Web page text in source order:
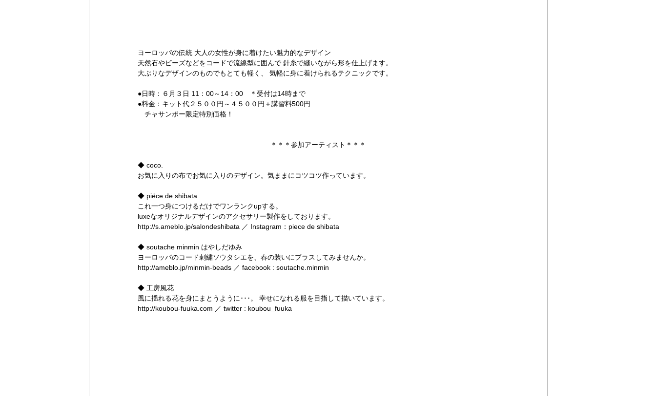
ヨーロッパの伝統 大人の女性が身に着けたい魅力的なデザイン
天然石やビーズなどをコードで流線型に囲んで 針糸で縫いながら形を仕上げます。
大ぶりなデザインのものでもとても軽く、 気軽に身に着けられるテクニックです。
●日時：６月３日 11：00～14：00　＊受付は14時まで
●料金：キット代２５００円～４５００円＋講習料500円
チャサンポー限定特別価格！
＊＊＊参加アーティスト＊＊＊
◆ coco.
お気に入りの布でお気に入りのデザイン。気ままにコツコツ作っています。
◆ piёce de shibata
これ一つ身につけるだけでワンランクupする。
luxeなオリジナルデザインのアクセサリー製作をしております。
http://s.ameblo.jp/salondeshibata ／ Instagram：piece de shibata
◆ soutache minmin はやしだゆみ
ヨーロッパのコード刺繡ソウタシエを、春の装いにプラスしてみませんか。
http://ameblo.jp/minmin-beads ／ facebook : soutache.minmin
◆ 工房風花
風に揺れる花を身にまとうように･･･。 幸せになれる服を目指して描いています。
http://koubou-fuuka.com ／ twitter : koubou_fuuka